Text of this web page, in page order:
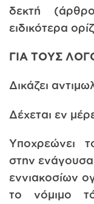
δεκτή
ειδικότερα
ΓΙΑ ΤΟΥΣ
Δικάζει
Δέχεται εν
Υποχρεώνει
στην
εννιακοσίων
το νόμιμο